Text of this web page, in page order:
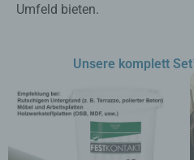
Umfeld bieten.
Unsere komplett
Produkt